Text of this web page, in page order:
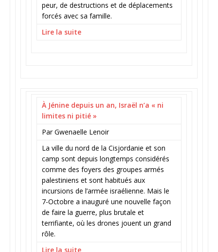
peur, de destructions et de déplacements
forcés avec sa famille.
Lire la suite
À Jénine depuis un an, Israël n’a « ni
limites ni pitié »
Par Gwenaelle Lenoir
La ville du nord de la Cisjordanie et son
camp sont depuis longtemps considérés
comme des foyers des groupes armés
palestiniens et sont habitués aux
incursions de l’armée israélienne. Mais le
7-Octobre a inauguré une nouvelle façon
de faire la guerre, plus brutale et
terrifiante, où les drones jouent un grand
rôle.
Lire la suite